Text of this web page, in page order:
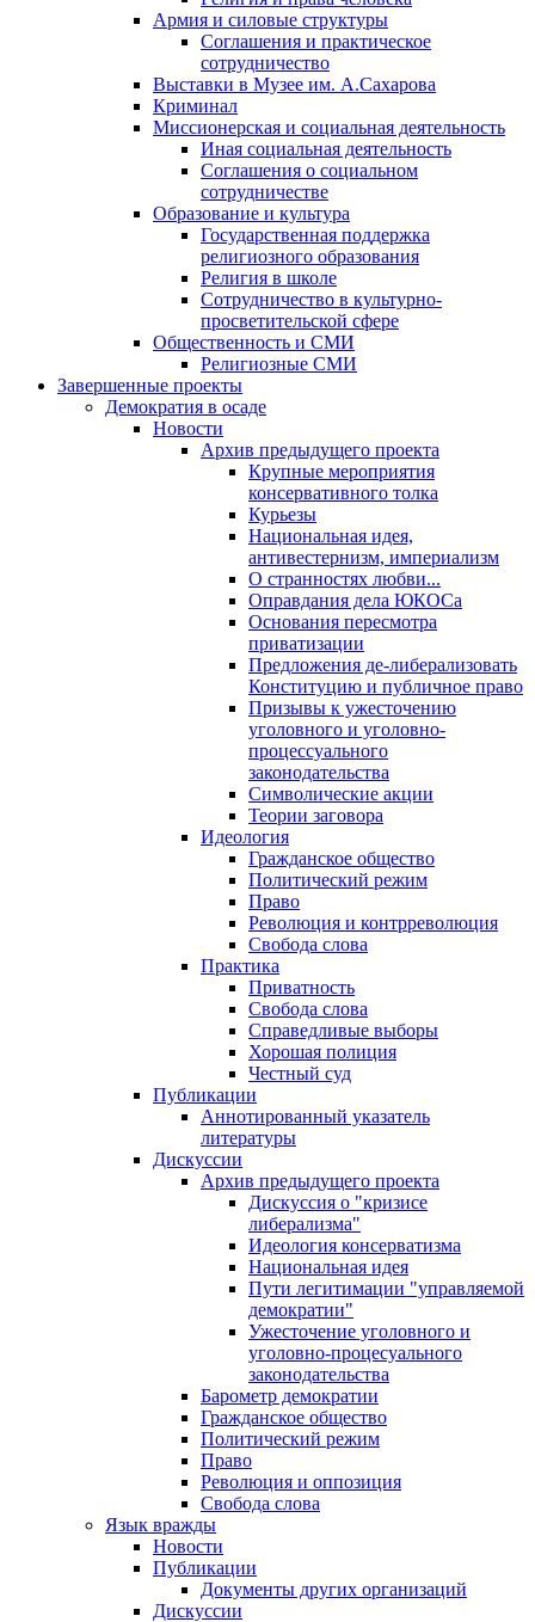
Армия и силовые структуры
Соглашения и практическое
сотрудничество
Выставки в Музее им. А.Сахарова
Криминал
Миссионерская и социальная деятельность
Иная социальная деятельность
Соглашения о социальном
сотрудничестве
Образование и культура
Государственная поддержка
религиозного образования
Религия в школе
Сотрудничество в культурно-
просветительской сфере
Общественность и СМИ
Религиозные СМИ
Завершенные проекты
Демократия в осаде
Новости
Архив предыдущего проекта
Крупные мероприятия
консервативного толка
Курьезы
Национальная идея,
антивестернизм, империализм
О странностях любви...
Оправдания дела ЮКОСа
Основания пересмотра
приватизации
Предложения де-либерализовать
Конституцию и публичное право
Призывы к ужесточению
уголовного и уголовно-
процессуального
законодательства
Символические акции
Теории заговора
Идеология
Гражданское общество
Политический режим
Право
Революция и контрреволюция
Свобода слова
Практика
Приватность
Свобода слова
Справедливые выборы
Хорошая полиция
Честный суд
Публикации
Аннотированный указатель
литературы
Дискуссии
Архив предыдущего проекта
Дискуссия о "кризисе
либерализма"
Идеология консерватизма
Национальная идея
Пути легитимации "управляемой
демократии"
Ужесточение уголовного и
уголовно-процесуального
законодательства
Барометр демократии
Гражданское общество
Политический режим
Право
Революция и оппозиция
Свобода слова
Язык вражды
Новости
Публикации
Документы других организаций
Дискуссии